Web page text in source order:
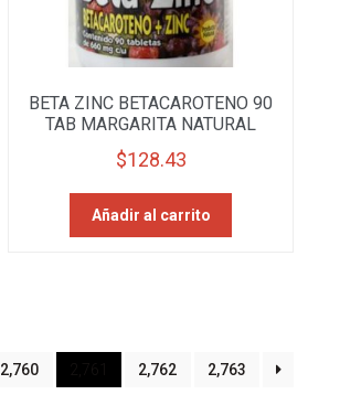
BETA ZINC BETACAROTENO 90
TAB MARGARITA NATURAL
$128.43
Añadir al carrito
2,760 2,761 2,762 2,763